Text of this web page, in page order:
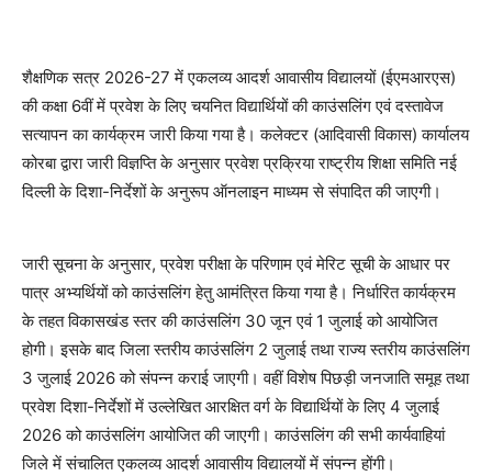
शैक्षणिक सत्र 2026-27 में एकलव्य आदर्श आवासीय विद्यालयों (ईएमआरएस)
की कक्षा 6वीं में प्रवेश के लिए चयनित विद्यार्थियों की काउंसलिंग एवं दस्तावेज
सत्यापन का कार्यक्रम जारी किया गया है। कलेक्टर (आदिवासी विकास) कार्यालय
कोरबा द्वारा जारी विज्ञप्ति के अनुसार प्रवेश प्रक्रिया राष्ट्रीय शिक्षा समिति नई
दिल्ली के दिशा-निर्देशों के अनुरूप ऑनलाइन माध्यम से संपादित की जाएगी।
जारी सूचना के अनुसार, प्रवेश परीक्षा के परिणाम एवं मेरिट सूची के आधार पर
पात्र अभ्यर्थियों को काउंसलिंग हेतु आमंत्रित किया गया है। निर्धारित कार्यक्रम
के तहत विकासखंड स्तर की काउंसलिंग 30 जून एवं 1 जुलाई को आयोजित
होगी। इसके बाद जिला स्तरीय काउंसलिंग 2 जुलाई तथा राज्य स्तरीय काउंसलिंग
3 जुलाई 2026 को संपन्न कराई जाएगी। वहीं विशेष पिछड़ी जनजाति समूह तथा
प्रवेश दिशा-निर्देशों में उल्लेखित आरक्षित वर्ग के विद्यार्थियों के लिए 4 जुलाई
2026 को काउंसलिंग आयोजित की जाएगी। काउंसलिंग की सभी कार्यवाहियां
जिले में संचालित एकलव्य आदर्श आवासीय विद्यालयों में संपन्न होंगी।